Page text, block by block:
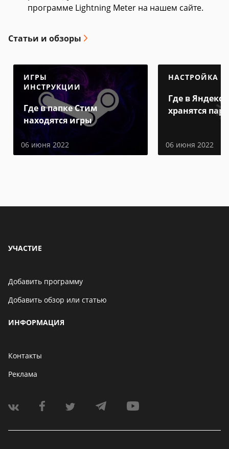
программе Lightning Meter на нашем сайте.
Статьи и обзоры
ИГРЫ
ИНСТРУКЦИИ
Где в папке Стим
находятся игры
06 июня 2022
НАСТРОЙКА
Где в Яндекс
хранятся
06 июня 2022
УЧАСТИЕ
Добавить программу
Добавить обзор или статью
ИНФОРМАЦИЯ
Контакты
Реклама